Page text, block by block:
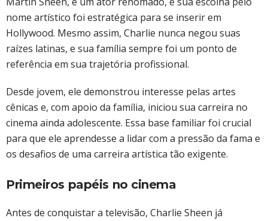
nome artístico foi estratégica para se inserir em
Hollywood. Mesmo assim, Charlie nunca negou suas
raízes latinas, e sua família sempre foi um ponto de
referência em sua trajetória profissional.
Desde jovem, ele demonstrou interesse pelas artes
cênicas e, com apoio da família, iniciou sua carreira no
cinema ainda adolescente. Essa base familiar foi crucial
para que ele aprendesse a lidar com a pressão da fama e
os desafios de uma carreira artística tão exigente.
Primeiros papéis no cinema
Antes de conquistar a televisão, Charlie Sheen já